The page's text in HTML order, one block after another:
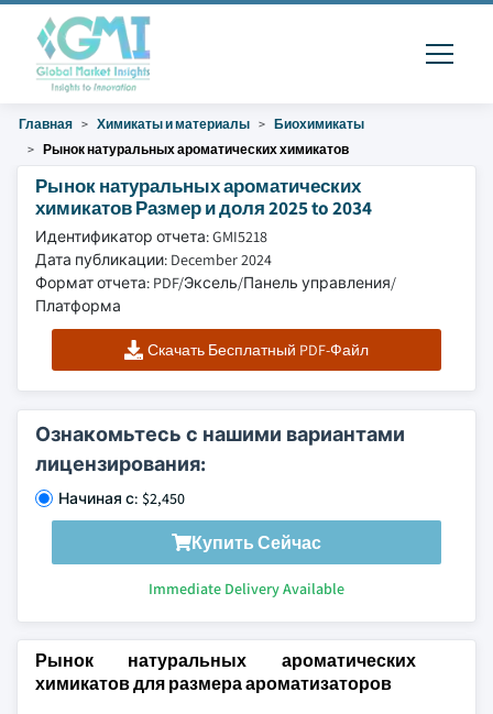
Главная Химикаты и материалы
Биохимикаты
Рынок натуральных ароматических химикатов
Рынок натуральных ароматических
химикатов Размер и доля 2025 to 2034
Идентификатор отчета: GMI5218
Дата публикации: December 2024
Формат отчета: PDF/Эксель/Панель управления/
Платформа
Скачать Бесплатный PDF-Файл
Ознакомьтесь с нашими вариантами
лицензирования:
Начиная с: $2,450
Купить Сейчас
Immediate Delivery Available
Рынок натуральных ароматических
химикатов для размера ароматизаторов